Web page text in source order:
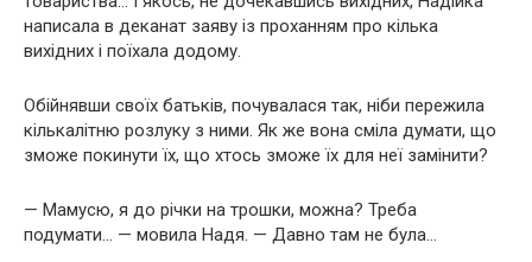
написала в деканат заяву із проханням про кілька
вихідних і поїхала додому.
Обійнявши своїх батьків, почувалася так, ніби пережила
кількалітню розлуку з ними. Як же вона сміла думати, що
зможе покинути їх, що хтось зможе їх для неї замінити?
— Мамусю, я до річки на трошки, можна? Треба
подумати… — мовила Надя. — Давно там не була…